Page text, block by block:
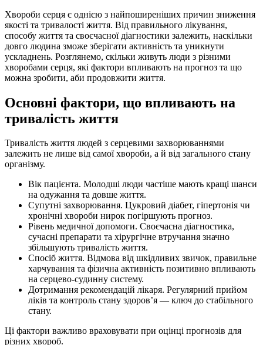
Хвороби серця є однією з найпоширеніших причин зниження
якості та тривалості життя. Від правильного лікування,
способу життя та своєчасної діагностики залежить, наскільки
довго людина зможе зберігати активність та уникнути
ускладнень. Розглянемо, скільки живуть люди з різними
хворобами серця, які фактори впливають на прогноз та що
можна зробити, аби продовжити життя.
Основні фактори, що впливають на
тривалість життя
Тривалість життя людей з серцевими захворюваннями
залежить не лише від самої хвороби, а й від загального стану
організму.
Вік пацієнта. Молодші люди частіше мають кращі шанси
на одужання та довше життя.
Супутні захворювання. Цукровий діабет, гіпертонія чи
хронічні хвороби нирок погіршують прогноз.
Рівень медичної допомоги. Своєчасна діагностика,
сучасні препарати та хірургічне втручання значно
збільшують тривалість життя.
Спосіб життя. Відмова від шкідливих звичок, правильне
харчування та фізична активність позитивно впливають
на серцево-судинну систему.
Дотримання рекомендацій лікаря. Регулярний прийом
ліків та контроль стану здоров’я — ключ до стабільного
стану.
Ці фактори важливо враховувати при оцінці прогнозів для
різних хвороб.